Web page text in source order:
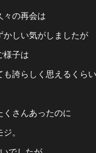
々の再会は
かしい気がしましたが
様子は
誇らしく思えるくらい
さんあったのに
。